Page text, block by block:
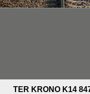
TER KRONO K14